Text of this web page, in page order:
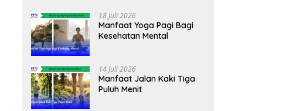
18 Juli 2026
Manfaat Yoga Pagi Bagi
Kesehatan Mental
14 Juli 2026
Manfaat Jalan Kaki Tiga
Puluh Menit